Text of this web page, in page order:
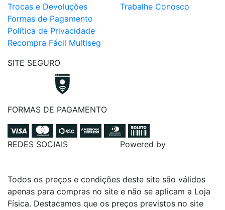
Trocas e Devoluções
Formas de Pagamento
Política de Privacidade
Recompra Fácil Multiseg
Trabalhe Conosco
SITE SEGURO
FORMAS DE PAGAMENTO
REDES SOCIAIS Powered by
Todos os preços e condições deste site são válidos
apenas para compras no site e não se aplicam a Loja
Física. Destacamos que os preços previstos no site